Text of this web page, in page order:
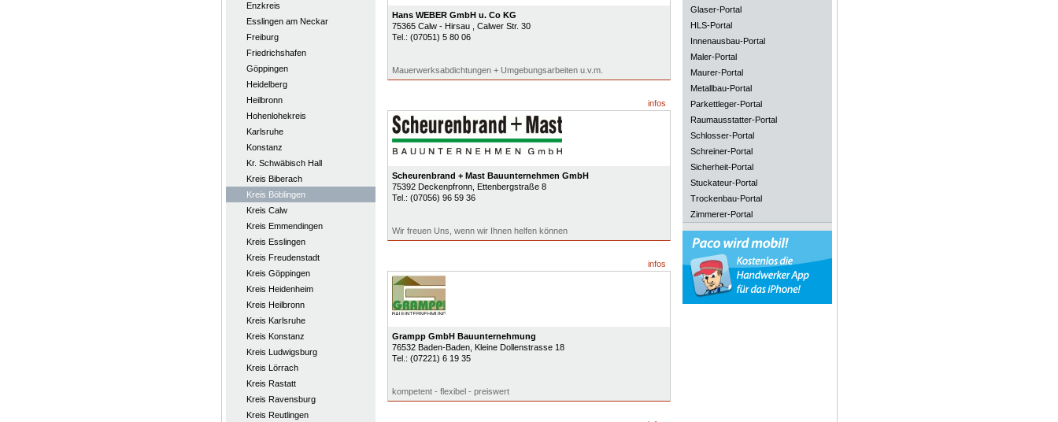
Enzkreis
Esslingen am Neckar
Freiburg
Friedrichshafen
Göppingen
Heidelberg
Heilbronn
Hohenlohekreis
Karlsruhe
Konstanz
Kr. Schwäbisch Hall
Kreis Biberach
Kreis Böblingen
Kreis Calw
Kreis Emmendingen
Kreis Esslingen
Kreis Freudenstadt
Kreis Göppingen
Kreis Heidenheim
Kreis Heilbronn
Kreis Karlsruhe
Kreis Konstanz
Kreis Ludwigsburg
Kreis Lörrach
Kreis Rastatt
Kreis Ravensburg
Kreis Reutlingen
Hans WEBER GmbH u. Co KG
75365 Calw - Hirsau
, Calwer Str. 30
Tel.: (07051) 5 80 06
Mauerwerksabdichtungen + Umgebungsarbeiten u.v.m.
infos
Scheurenbrand + Mast Bauunternehmen GmbH
75392 Deckenpfronn, Ettenbergstraße 8
Tel.: (07056) 96 59 36
Wir freuen Uns, wenn wir Ihnen helfen können
infos
Grampp GmbH Bauunternehmung
76532 Baden-Baden, Kleine Dollenstrasse 18
Tel.: (07221) 6 19 35
kompetent - flexibel - preiswert
Glaser-Portal
HLS-Portal
Innenausbau-Portal
Maler-Portal
Maurer-Portal
Metallbau-Portal
Parkettleger-Portal
Raumausstatter-Portal
Schlosser-Portal
Schreiner-Portal
Sicherheit-Portal
Stuckateur-Portal
Trockenbau-Portal
Zimmerer-Portal